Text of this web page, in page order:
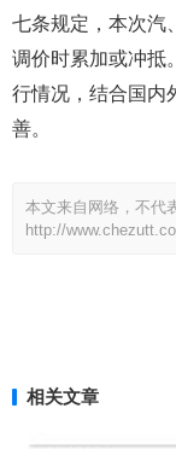
七条规定，本次汽
调价时累加或冲抵
行情况，结合国内
善。
本文来自网络，不代
http://
相关文章